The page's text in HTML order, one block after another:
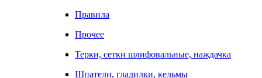
Правила
Прочее
Терки, сетки шлифовальные, наждачка
Шпатели, гладилки, кельмы